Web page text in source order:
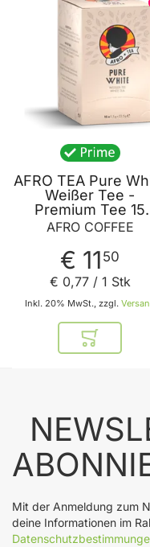
AFRO TEA Pure
Weißer Tee -
Premium Tee 15
Stück - 15
Teebeutel mit
Weißtee von AFRO
COFFEE
AFRO COFFEE
€ 11 50
Inkl. 20% MwSt., zzgl.
€ 0,77/ 1 Stk
In den
Mit der Anmeldung zum
deine Informationen im